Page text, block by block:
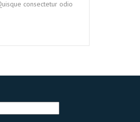
consectetur odio